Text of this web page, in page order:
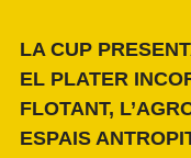
LA CUP
EL PLATER
FLOTANT,
ESPAIS